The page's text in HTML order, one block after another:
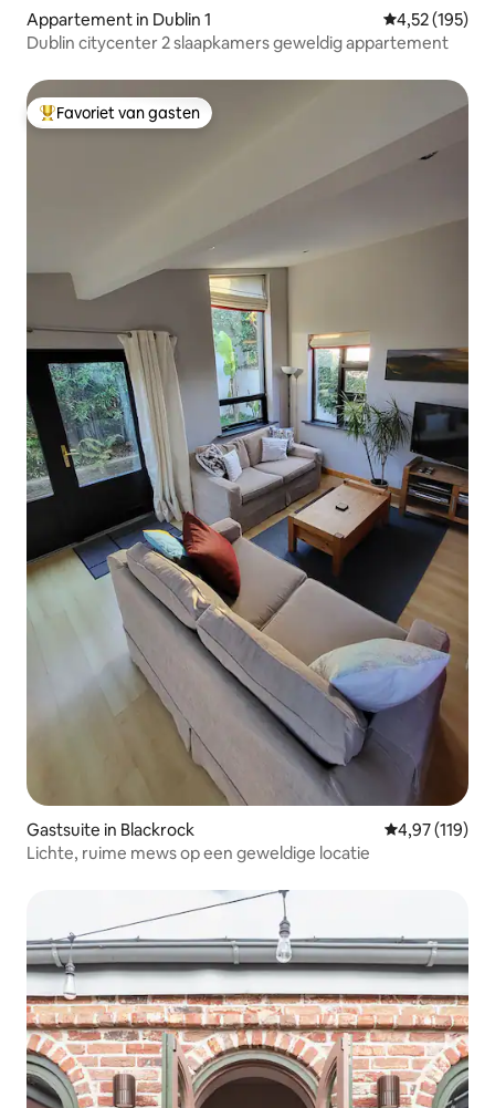
Appartement in Dublin 1 Gemiddelde
4,52 (195)
Dublin citycenter 2 slaapkamers geweldig appartement
Topfavoriet van gasten
Favoriet van gasten
Gastsuite in Blackrock Gemiddelde
4,97 (119)
Lichte, ruime mews op een geweldige locatie